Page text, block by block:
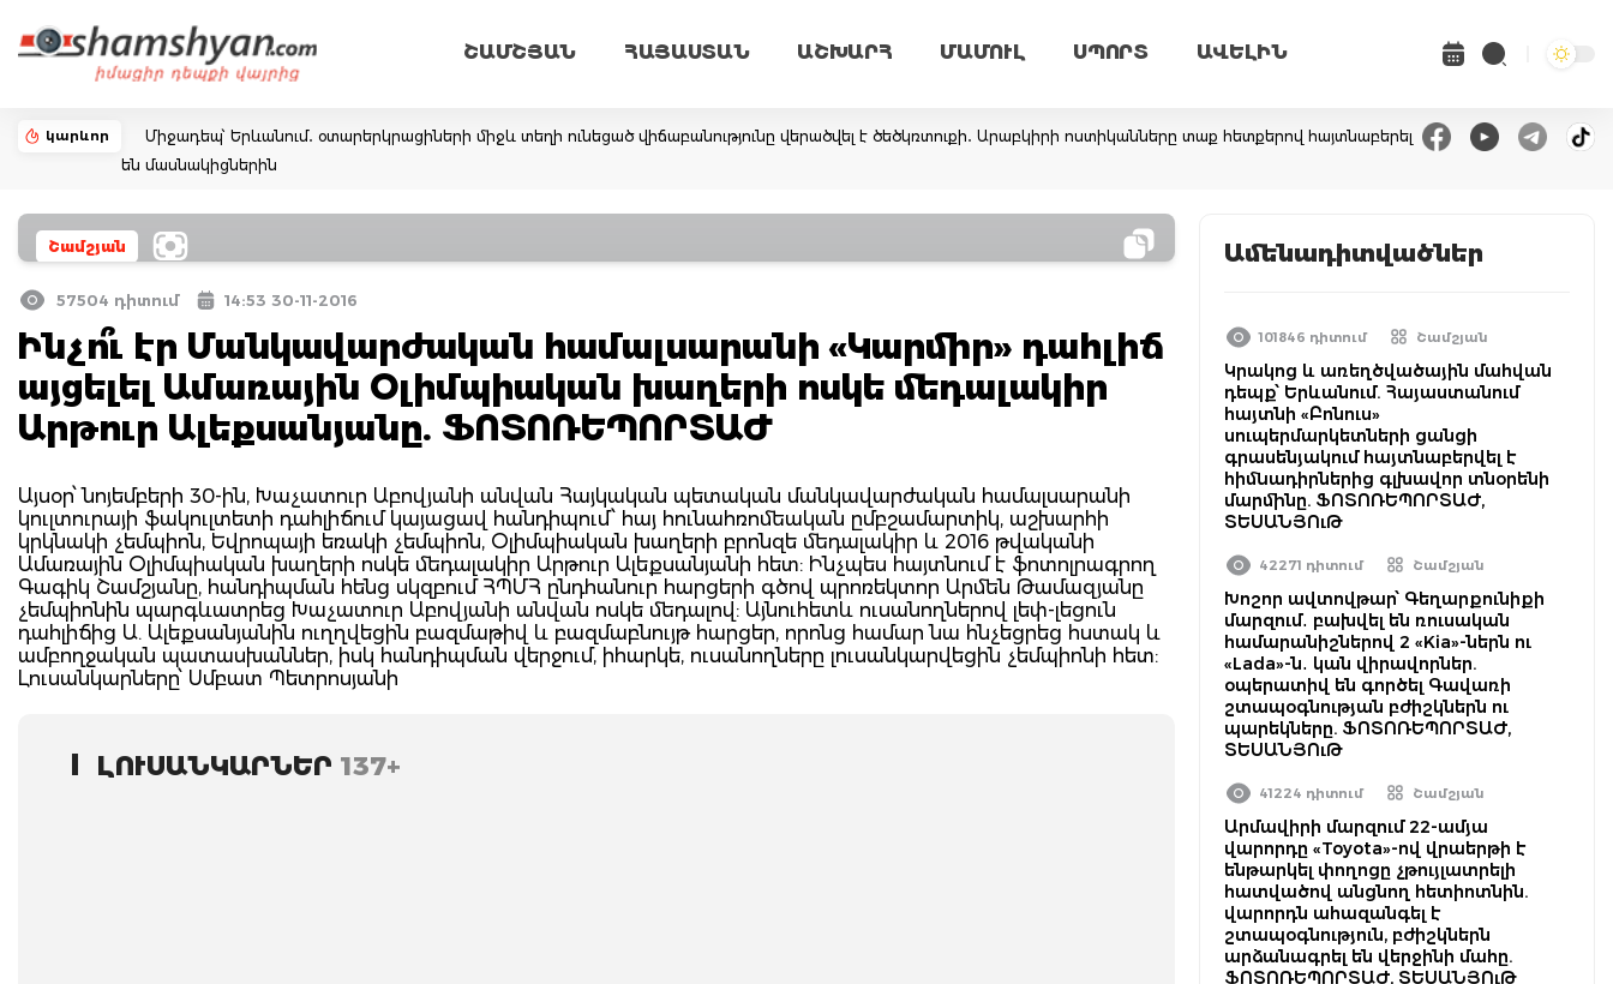
ՇԱՄՇՅԱՆ ՀԱՅԱՍՏԱՆ ԱՇԽԱՐՀ ՄԱՄՈՒԼ ՍՊՈՐՏ ԱՎԵԼԻՆ
կարևոր
Միջադեպ՝ Երևանում․ օտարերկրացիների միջև տեղի ունեցած վիճաբանությունը վերածվել է ծեծկռտուքի․ Արաբկիրի ոստիկանները տաք հետքերով հայտնաբերել
են մասնակիցներին
Շամշյան
57504 դիտում 14:53 30-11-2016
Ինչո՞ւ էր Մանկավարժական համալսարանի «Կարմիր» դահլիճ
այցելել Ամառային Օլիմպիական խաղերի ոսկե մեդալակիր
Արթուր Ալեքսանյանը. ՖՈՏՈՌԵՊՈՐՏԱԺ
Այսօր՝ նոյեմբերի 30-ին, Խաչատուր Աբովյանի անվան Հայկական պետական մանկավարժական համալսարանի
կուլտուրայի ֆակուլտետի դահլիճում կայացավ հանդիպում՝ հայ հունահռոմեական ըմբշամարտիկ, աշխարհի
կրկնակի չեմպիոն, Եվրոպայի եռակի չեմպիոն, Օլիմպիական խաղերի բրոնզե մեդալակիր և 2016 թվականի
Ամառային Օլիմպիական խաղերի ոսկե մեդալակիր Արթուր Ալեքսանյանի հետ: Ինչպես հայտնում է ֆոտոլրագրող
Գագիկ Շամշյանը, հանդիպման հենց սկզբում ՀՊՄՀ ընդհանուր հարցերի գծով պրոռեկտոր Արմեն Թամազյանը
չեմպիոնին պարգևատրեց Խաչատուր Աբովյանի անվան ոսկե մեդալով: Այնուհետև ուսանողներով լեփ-լեցուն
դահլիճից Ա. Ալեքսանյանին ուղղվեցին բազմաթիվ և բազմաբնույթ հարցեր, որոնց համար նա հնչեցրեց հստակ և
ամբողջական պատասխաններ, իսկ հանդիպման վերջում, իհարկե, ուսանողները լուսանկարվեցին չեմպիոնի հետ:
Լուսանկարները՝ Սմբատ Պետրոսյանի
ԼՈՒՍԱՆԿԱՐՆԵՐ 137+
Ամենադիտվածներ
101846 դիտում Շամշյան
Կրակոց և առեղծվածային մահվան
դեպք՝ Երևանում. Հայաստանում
հայտնի «Բոնուս»
սուպերմարկետների ցանցի
գրասենյակում հայտնաբերվել է
հիմնադիրներից գլխավոր տնօրենի
մարմինը. ՖՈՏՈՌԵՊՈՐՏԱԺ,
ՏԵՍԱՆՅՈւԹ
42271 դիտում Շամշյան
Խոշոր ավտովթար՝ Գեղարքունիքի
մարզում․ բախվել են ռուսական
համարանիշներով 2 «Kia»-ներն ու
«Lada»-ն․ կան վիրավորներ.
օպերատիվ են գործել Գավառի
շտապօգնության բժիշկներն ու
պարեկները. ՖՈՏՈՌԵՊՈՐՏԱԺ,
ՏԵՍԱՆՅՈւԹ
41224 դիտում Շամշյան
Արմավիրի մարզում 22-ամյա
վարորդը «Toyota»-ով վրաերթի է
ենթարկել փողոցը չթույլատրելի
հատվածով անցնող հետիոտնին.
վարորդն ահազանգել է
շտապօգնություն, բժիշկներն
արձանագրել են վերջինի մահը.
ՖՈՏՈՌԵՊՈՐՏԱԺ, ՏԵՍԱՆՅՈւԹ